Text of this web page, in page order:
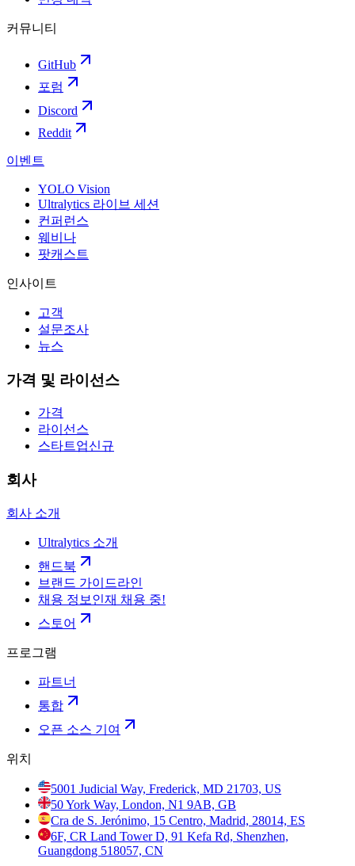
커뮤니티
GitHub
포럼
Discord
Reddit
이벤트
YOLO Vision
Ultralytics 라이브 세션
컨퍼런스
웨비나
팟캐스트
인사이트
고객
설문조사
뉴스
가격 및 라이선스
가격
라이선스
스타트업신규
회사
회사 소개
Ultralytics 소개
핸드북
브랜드 가이드라인
채용 정보 인재 채용 중!
스토어
프로그램
파트너
통합
오픈 소스 기여
위치
5001 Judicial Way, Frederick, MD 21703, US
50 York Way, London, N1 9AB, GB
Cra de S. Jerónimo, 15 Centro, Madrid, 28014, ES
6F, CR Land Tower D, 91 Kefa Rd, Shenzhen,
Guangdong 518057, CN